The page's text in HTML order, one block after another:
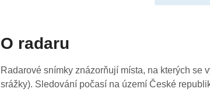
O radaru
Radarové snímky znázorňují místa, na kterých se
srážky). Sledování počasí na území České